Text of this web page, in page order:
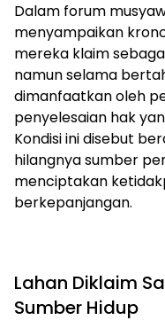
Dalam forum
menyampaikan
mereka klaim
namun selama
dimanfaatkan oleh
penyelesaian hak
Kondisi ini disebut
hilangnya sumber
menciptakan
berkepanjangan.
Lahan Diklaim
Sumber Hidup